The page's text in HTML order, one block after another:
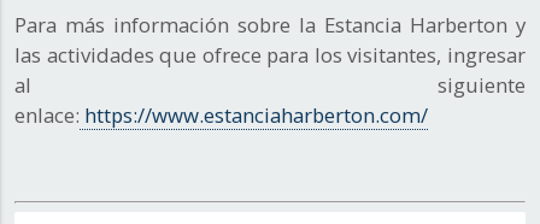
Para más información sobre la Estancia Harberton y
las actividades que ofrece para los visitantes, ingresar
al siguiente
enlace: https://www.estanciaharberton.com/